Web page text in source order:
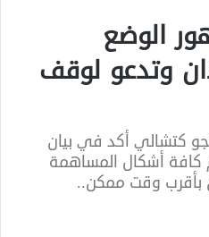
الوضع
وتدعو لوقف
كتشالي أكد في بيان
كافة أشكال المساهمة
بأقرب وقت ممكن..